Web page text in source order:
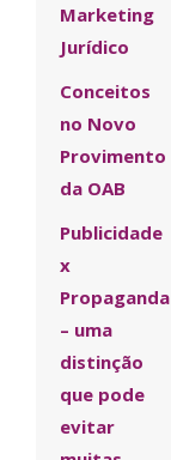
Marketing
Jurídico
Conceitos
no Novo
Provimento
da OAB
Publicidade
x
Propaganda
– uma
distinção
que pode
evitar